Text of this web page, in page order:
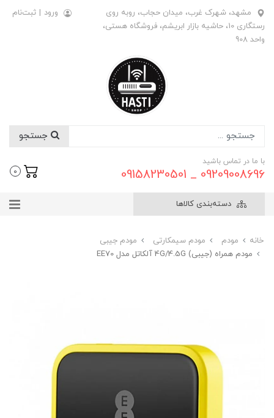
مشهد، شهرک غرب، میدان حجاب، روبه روی
رستگاری 10، حاشیه بازار ابریشم، فروشگاه هستی،
واحد 908
ورود | ثبت‌نام
با ما در تماس باشید
09209008696 _ 09158230501
0
دسته‌بندی کالاها
خانه مودم مودم سیمکارتی
مودم جیبی
مودم همراه (جیبی) 4G/4.5G آلکاتل مدل EE70